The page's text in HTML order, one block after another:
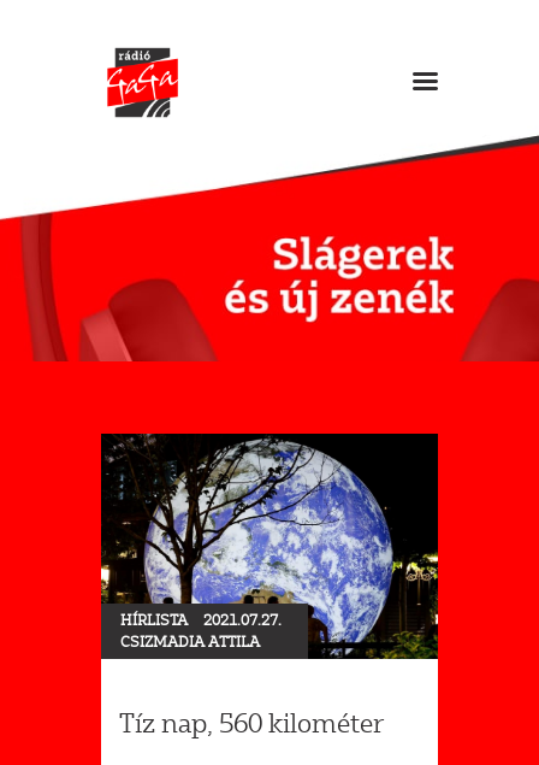
RÁDIÓ GAGA
Műsorok
Duma Duba
Podcast és videók
Stáb
Kapcsolat
RO
HÍRLISTA
2021.07.27.
CSIZMADIA ATTILA
Tíz nap, 560 kilométer